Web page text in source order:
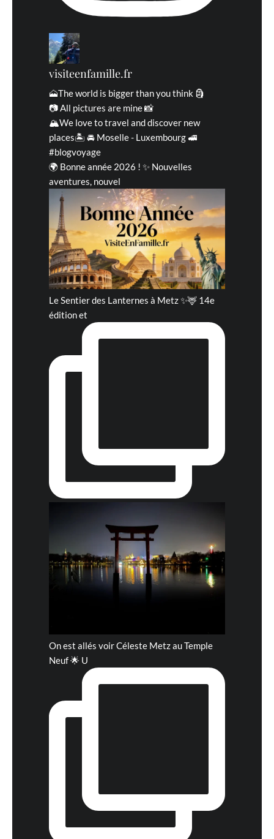
visiteenfamille.fr
🗻The world is bigger than you think 🗿
📷 All pictures are mine 📸
🏔We love to travel and discover new
places🏝 🚘 Moselle - Luxembourg 🚅
#blogvoyage
🌍 Bonne année 2026 ! ✨ Nouvelles
aventures, nouvel
Le Sentier des Lanternes à Metz ✨🦌 14e
édition et
On est allés voir Céleste Metz au Temple
Neuf 🌟 U